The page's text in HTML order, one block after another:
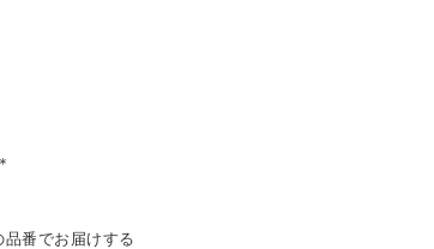
番でお届けする